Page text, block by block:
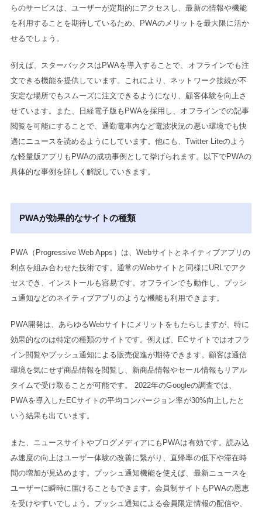
らのサービスは、ユーザーが定期的にアクセスし、最新の情報や機能
を利用することを期待しているため、PWAのメリットを最大限に活か
せるでしょう。
例えば、スターバックスはPWAを導入することで、オフラインでも注
文できる機能を提供しています。これにより、ネットワーク接続が不
安定な場所でもスムーズに注文できるようになり、顧客体験を向上さ
せています。また、日経電子版もPWAを採用し、オフラインでの記事
閲覧を可能にすることで、通勤電車内など電波状況の悪い環境でも快
適にニュースを読めるようにしています。他にも、Twitter Liteのよう
な軽量版アプリもPWAの成功事例として挙げられます。以下でPWAの
具体的な事例を詳しく解説していきます。
PWAが効果的なサイトの種類
PWA（Progressive Web Apps）は、Webサイトとネイティブアプリの
利点を組み合わせた技術です。通常のWebサイトと同様にURLでアク
セスでき、インストールも容易です。オフラインでも動作し、プッシ
ュ通知などのネイティブアプリのような機能も利用できます。
PWA開発は、あらゆるWebサイトにメリットをもたらしますが、特に
効果的なのは特定の種類のサイトです。例えば、ECサイトではオフラ
イン閲覧やプッシュ通知による販売促進が期待できます。顧客は通信
環境を気にせず商品情報を閲覧し、新商品情報やセール情報もリアル
タイムで受け取ることが可能です。 2022年のGoogleの調査では、
PWAを導入したECサイトの平均コンバージョン率が30%向上したと
いう結果も出ています。
また、ニュースサイトやブログメディアにもPWAは有効です。読み込
み速度の向上はユーザー体験の改善に繋がり、直帰率の低下や滞在時
間の増加が見込めます。プッシュ通知機能を使えば、最新ニュースを
ユーザーに瞬時に届けることもできます。会員制サイトもPWAの恩恵
を受けやすいでしょう。プッシュ通知による会員限定情報の配信や、